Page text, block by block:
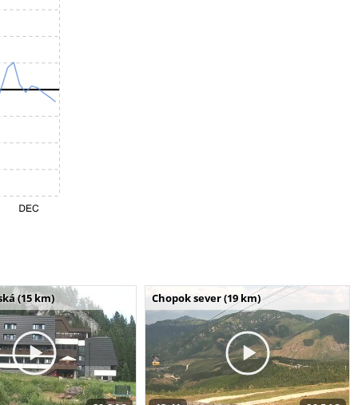
(15 km) Chopok sever (19 km)